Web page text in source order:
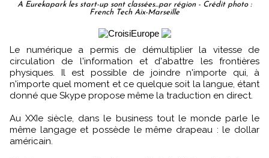
A Eurekapark les start-up sont classées...par région - Crédit photo :
French Tech Aix-Marseille
Le numérique a permis de démultiplier la vitesse de
circulation de l'information et d'abattre les frontières
physiques. Il est possible de joindre n'importe qui, à
n'importe quel moment et ce quelque soit la langue, étant
donné que Skype propose même la traduction en direct.
Au XXIe siècle, dans le business tout le monde parle le
même langage et possède le même drapeau : le dollar
américain.